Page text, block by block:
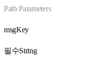
Path Parameters
msgKey
필수String